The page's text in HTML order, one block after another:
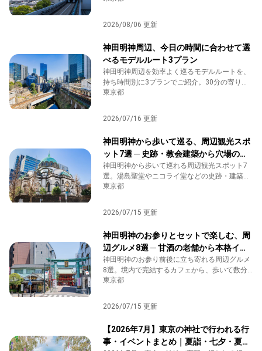
回る3つの鉄則をまとめました（2026年9月30
2026/08/06 更新
神田明神周辺、今日の時間に合わせて選
べるモデルルート3プラン
神田明神周辺を効率よく巡るモデルルートを、
持ち時間別に3プランでご紹介。30分の寄り道
から神社仏閣めぐり、半日満喫コースまで選べ
東京都
2026/07/16 更新
神田明神から歩いて巡る、周辺観光スポ
ット7選 ─ 史跡・教会建築から穴場の開
運神社まで
神田明神から歩いて巡れる周辺観光スポット7
選。湯島聖堂やニコライ堂などの史跡・建築か
ら秋葉原まで、テーマ別にご紹介します。
東京都
2026/07/15 更新
神田明神のお参りとセットで楽しむ、周
辺グルメ8選 ─ 甘酒の老舗から本格イタ
リアンまで
神田明神のお参り前後に立ち寄れる周辺グルメ
8選。境内で完結するカフェから、歩いて数分
の名店、少し足を伸ばした穴場まで、シーンに
東京都
2026/07/15 更新
【2026年7月】東京の神社で行われる行
事・イベントまとめ｜夏詣・七夕・夏祭